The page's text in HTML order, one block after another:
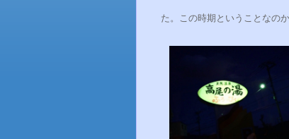
た。この時期ということなの